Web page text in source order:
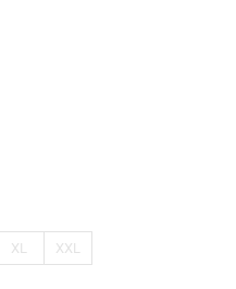
XL XXL